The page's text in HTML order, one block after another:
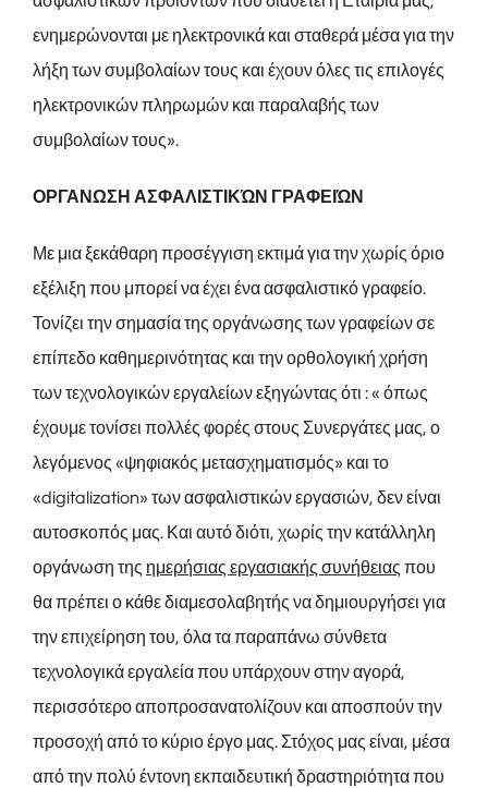
ενημερώνονται με ηλεκτρονικά και σταθερά μέσα για την
λήξη των συμβολαίων τους και έχουν όλες τις επιλογές
ηλεκτρονικών πληρωμών και παραλαβής των
συμβολαίων τους».
ΟΡΓΑΝΩΣΗ ΑΣΦΑΛΙΣΤΙΚΏΝ ΓΡΑΦΕΙΏΝ
Με μια ξεκάθαρη προσέγγιση εκτιμά για την χωρίς όριο
εξέλιξη που μπορεί να έχει ένα ασφαλιστικό γραφείο.
Τονίζει την σημασία της οργάνωσης των γραφείων σε
επίπεδο καθημερινότητας και την ορθολογική χρήση
των τεχνολογικών εργαλείων εξηγώντας ότι : « όπως
έχουμε τονίσει πολλές φορές στους Συνεργάτες μας, ο
λεγόμενος «ψηφιακός μετασχηματισμός» και το
«digitalization» των ασφαλιστικών εργασιών, δεν είναι
αυτοσκοπός μας. Και αυτό διότι, χωρίς την κατάλληλη
οργάνωση της ημερήσιας εργασιακής συνήθειας που
θα πρέπει ο κάθε διαμεσολαβητής να δημιουργήσει για
την επιχείρηση του, όλα τα παραπάνω σύνθετα
τεχνολογικά εργαλεία που υπάρχουν στην αγορά,
περισσότερο αποπροσανατολίζουν και αποσπούν την
προσοχή από το κύριο έργο μας. Στόχος μας είναι, μέσα
από την πολύ έντονη εκπαιδευτική δραστηριότητα που